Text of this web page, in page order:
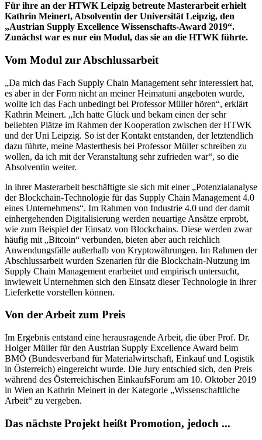
Für ihre an der HTWK Leipzig betreute Masterarbeit erhielt
Kathrin Meinert, Absolventin der Universität Leipzig, den
„Austrian Supply Excellence Wissenschafts-Award 2019“.
Zunächst war es nur ein Modul, das sie an die HTWK führte.
Vom Modul zur Abschlussarbeit
„Da mich das Fach Supply Chain Management sehr interessiert hat,
es aber in der Form nicht an meiner Heimatuni angeboten wurde,
wollte ich das Fach unbedingt bei Professor Müller hören“, erklärt
Kathrin Meinert. „Ich hatte Glück und bekam einen der sehr
beliebten Plätze im Rahmen der Kooperation zwischen der HTWK
und der Uni Leipzig. So ist der Kontakt entstanden, der letztendlich
dazu führte, meine Masterthesis bei Professor Müller schreiben zu
wollen, da ich mit der Veranstaltung sehr zufrieden war“, so die
Absolventin weiter.
In ihrer Masterarbeit beschäftigte sie sich mit einer „Potenzialanalyse
der Blockchain-Technologie für das Supply Chain Management 4.0
eines Unternehmens“. Im Rahmen von Industrie 4.0 und der damit
einhergehenden Digitalisierung werden neuartige Ansätze erprobt,
wie zum Beispiel der Einsatz von Blockchains. Diese werden zwar
häufig mit „Bitcoin“ verbunden, bieten aber auch reichlich
Anwendungsfälle außerhalb von Kryptowährungen. Im Rahmen der
Abschlussarbeit wurden Szenarien für die Blockchain-Nutzung im
Supply Chain Management erarbeitet und empirisch untersucht,
inwieweit Unternehmen sich den Einsatz dieser Technologie in ihrer
Lieferkette vorstellen können.
Von der Arbeit zum Preis
Im Ergebnis entstand eine herausragende Arbeit, die über Prof. Dr.
Holger Müller für den Austrian Supply Excellence Award beim
BMÖ (Bundesverband für Materialwirtschaft, Einkauf und Logistik
in Österreich) eingereicht wurde. Die Jury entschied sich, den Preis
während des Österreichischen EinkaufsForum am 10. Oktober 2019
in Wien an Kathrin Meinert in der Kategorie „Wissenschaftliche
Arbeit“ zu vergeben.
Das nächste Projekt heißt Promotion, jedoch ...